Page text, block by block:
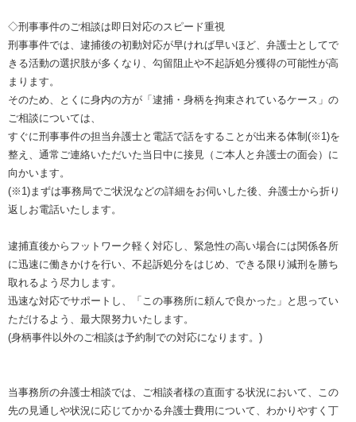
◇刑事事件のご相談は即日対応のスピード重視
刑事事件では、逮捕後の初動対応が早ければ早いほど、弁護士としてで
きる活動の選択肢が多くなり、勾留阻止や不起訴処分獲得の可能性が高
まります。
そのため、とくに身内の方が「逮捕・身柄を拘束されているケース」の
ご相談については、
すぐに刑事事件の担当弁護士と電話で話をすることが出来る体制(※1)を
整え、通常ご連絡いただいた当日中に接見（ご本人と弁護士の面会）に
向かいます。
(※1)まずは事務局でご状況などの詳細をお伺いした後、弁護士から折り
返しお電話いたします。
逮捕直後からフットワーク軽く対応し、緊急性の高い場合には関係各所
に迅速に働きかけを行い、不起訴処分をはじめ、できる限り減刑を勝ち
取れるよう尽力します。
迅速な対応でサポートし、「この事務所に頼んで良かった」と思ってい
ただけるよう、最大限努力いたします。
(身柄事件以外のご相談は予約制での対応になります。)
当事務所の弁護士相談では、ご相談者様の直面する状況において、この
先の見通しや状況に応じてかかる弁護士費用について、わかりやすく丁